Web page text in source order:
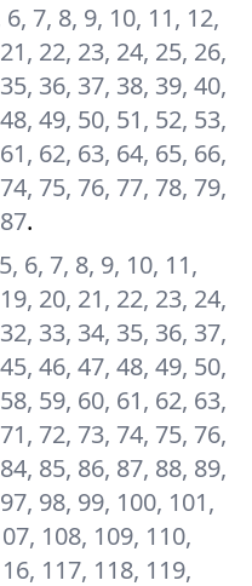
6, 7, 8, 9, 10, 11, 12,
22, 23, 24, 25, 26,
36, 37, 38, 39, 40,
49, 50, 51, 52, 53,
62, 63, 64, 65, 66,
75, 76, 77, 78, 79,
.
6, 7, 8, 9, 10, 11,
20, 21, 22, 23, 24,
33, 34, 35, 36, 37,
46, 47, 48, 49, 50,
59, 60, 61, 62, 63,
72, 73, 74, 75, 76,
85, 86, 87, 88, 89,
98, 99, 100, 101,
108, 109, 110,
117, 118, 119,